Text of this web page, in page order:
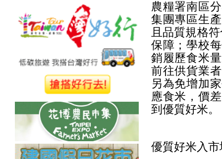
農糧署南區
集團專區生
且品質規格
保障；學校
銷履歷食米
前往供貨業
另為免增加
應食米，價
到優質好米。
優質好米入